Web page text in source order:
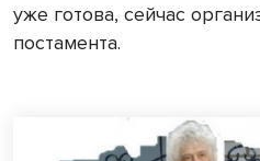
уже готова, сейчас
постамента.